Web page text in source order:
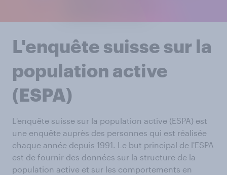
L'enquête suisse sur la
population active
(ESPA)
L'enquête suisse sur la population active (ESPA) est
une enquête auprès des personnes qui est réalisée
chaque année depuis 1991. Le but principal de l'ESPA
est de fournir des données sur la structure de la
population active et sur les comportements en